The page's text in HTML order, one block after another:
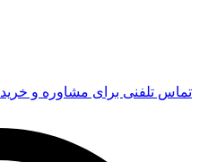
تماس تلفنی برای مشاوره و خرید